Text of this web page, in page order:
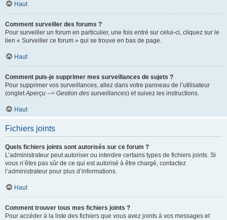
Haut
Comment surveiller des forums ?
Pour surveiller un forum en particulier, une fois entré sur celui-ci, cliquez sur le
lien « Surveiller ce forum » qui se trouve en bas de page.
Haut
Comment puis-je supprimer mes surveillances de sujets ?
Pour supprimer vos surveillances, allez dans votre panneau de l’utilisateur
(ongletAperçu --> Gestion des surveillances) et suivez les instructions.
Haut
Fichiers joints
Quels fichiers joints sont autorisés sur ce forum ?
L’administrateur peut autoriser ou interdire certains types de fichiers joints. Si
vous n’êtes pas sûr de ce qui est autorisé à être chargé, contactez
l’administrateur pour plus d’informations.
Haut
Comment trouver tous mes fichiers joints ?
Pour accéder à la liste des fichiers que vous avez joints à vos messages et